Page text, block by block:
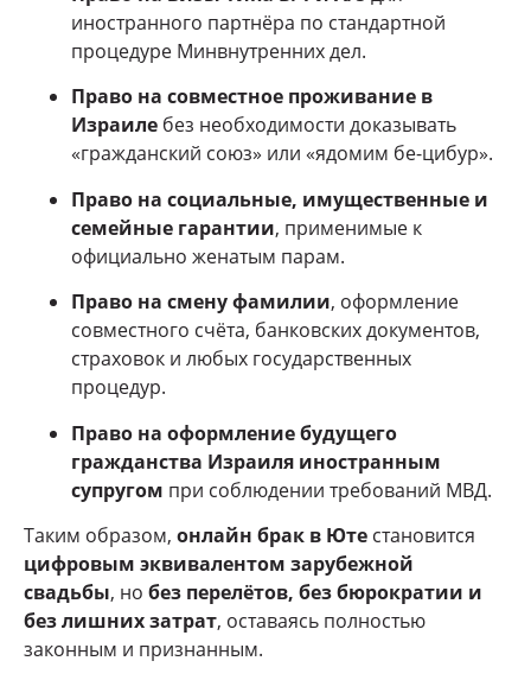
иностранного партнёра по стандартной
процедуре Минвнутренних дел.
Право на совместное проживание в
Израиле без необходимости доказывать
«гражданский союз» или «ядомим бе-цибур».
Право на социальные, имущественные и
семейные гарантии, применимые к
официально женатым парам.
Право на смену фамилии, оформление
совместного счёта, банковских документов,
страховок и любых государственных
процедур.
Право на оформление будущего
гражданства Израиля иностранным
супругом при соблюдении требований МВД.
Таким образом, онлайн брак в Юте становится
цифровым эквивалентом зарубежной
свадьбы, но без перелётов, без бюрократии и
без лишних затрат, оставаясь полностью
законным и признанным.